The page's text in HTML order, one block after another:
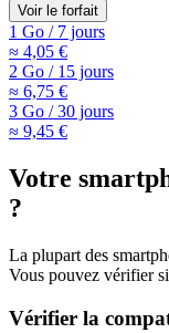
Voir le forfait
1 Go /7 jours
≈ 4,05 €
2 Go /15 jours
≈ 6,75 €
3 Go /30 jours
≈ 9,45 €
Votre
?
La plupart des
Vous pouvez vérifier
Vérifier la